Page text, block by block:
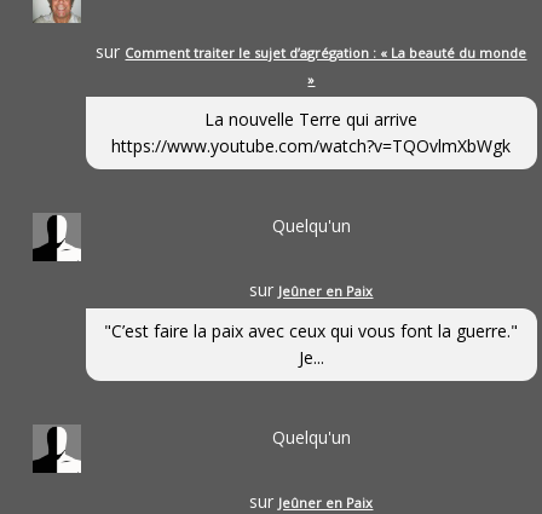
sur Comment traiter le sujet d’agrégation : « La beauté du monde
»
La nouvelle Terre qui arrive
https://www.youtube.com/watch?v=TQOvlmXbWgk
Quelqu'un
sur Jeûner en Paix
"C’est faire la paix avec ceux qui vous font la guerre."
Je...
Quelqu'un
sur Jeûner en Paix